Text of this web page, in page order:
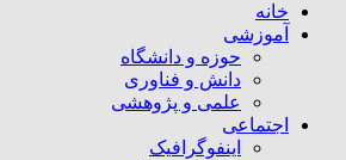
خانه
آموزشی
حوزه و دانشگاه
دانش و فناوری
علمی و پژوهشی
اجتماعی
اینفوگرافیک